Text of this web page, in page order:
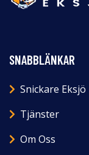
SNABBLÄNKAR
Snickare Eksjö
Tjänster
Om Oss